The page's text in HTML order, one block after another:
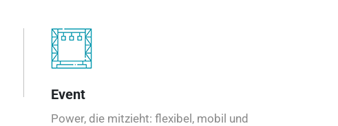
Event
Power, die mitzieht: flexibel, mobil und